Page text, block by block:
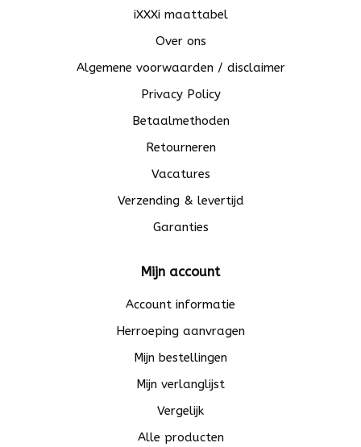
iXXXi maattabel
Over ons
Algemene voorwaarden / disclaimer
Privacy Policy
Betaalmethoden
Retourneren
Vacatures
Verzending & levertijd
Garanties
Mijn account
Account informatie
Herroeping aanvragen
Mijn bestellingen
Mijn verlanglijst
Vergelijk
Alle producten